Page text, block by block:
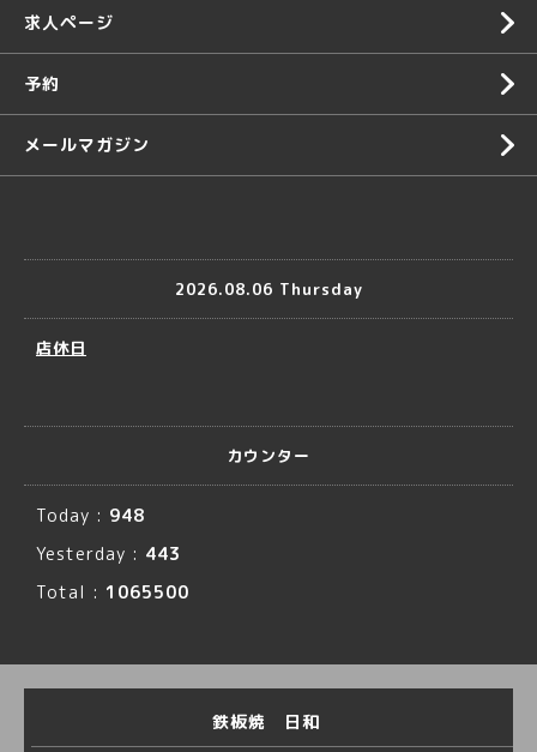
求人ページ
予約
メールマガジン
2026.08.06 Thursday
店休日
カウンター
Today : 948
Yesterday : 443
Total : 1065500
鉄板焼 日和